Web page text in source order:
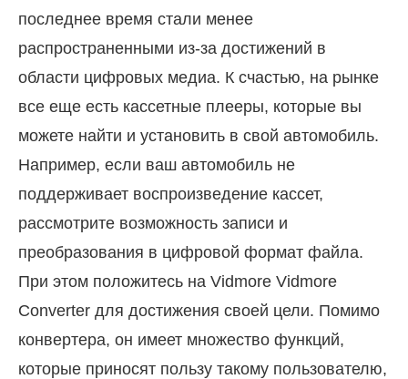
последнее время стали менее
распространенными из-за достижений в
области цифровых медиа. К счастью, на рынке
все еще есть кассетные плееры, которые вы
можете найти и установить в свой автомобиль.
Например, если ваш автомобиль не
поддерживает воспроизведение кассет,
рассмотрите возможность записи и
преобразования в цифровой формат файла.
При этом положитесь на Vidmore Vidmore
Converter для достижения своей цели. Помимо
конвертера, он имеет множество функций,
которые приносят пользу такому пользователю,